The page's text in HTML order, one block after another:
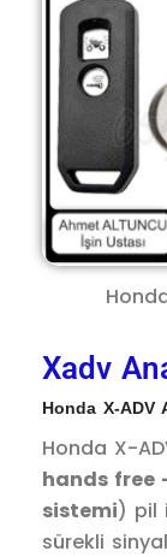
Xadv
Honda X-ADV
Honda X-
hands free
sistemi) pil
sürekli